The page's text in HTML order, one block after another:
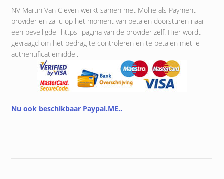
NV Martin Van Cleven werkt samen met Mollie als Payment
provider en zal u op het moment van betalen doorsturen naar
een beveiligde "https" pagina van de provider zelf. Hier wordt
gevraagd om het bedrag te controleren en te betalen met je
authentificatiemiddel.
Nu ook beschikbaar Paypal.ME..